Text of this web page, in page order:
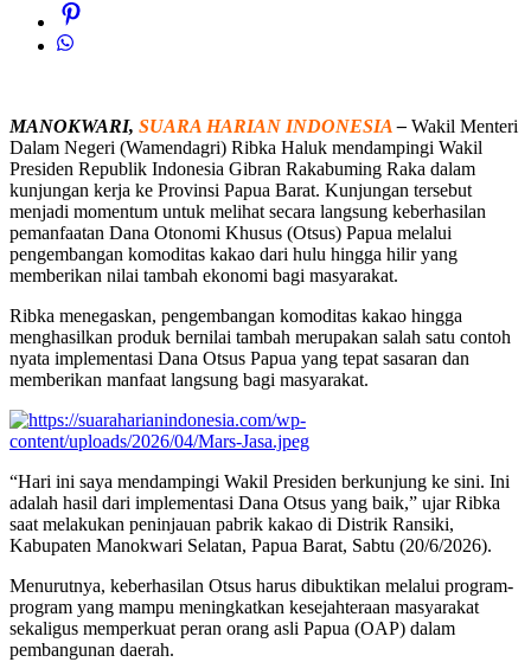
MANOKWARI, SUARA HARIAN INDONESIA – Wakil Menteri
Dalam Negeri (Wamendagri) Ribka Haluk mendampingi Wakil
Presiden Republik Indonesia Gibran Rakabuming Raka dalam
kunjungan kerja ke Provinsi Papua Barat. Kunjungan tersebut
menjadi momentum untuk melihat secara langsung keberhasilan
pemanfaatan Dana Otonomi Khusus (Otsus) Papua melalui
pengembangan komoditas kakao dari hulu hingga hilir yang
memberikan nilai tambah ekonomi bagi masyarakat.
Ribka menegaskan, pengembangan komoditas kakao hingga
menghasilkan produk bernilai tambah merupakan salah satu contoh
nyata implementasi Dana Otsus Papua yang tepat sasaran dan
memberikan manfaat langsung bagi masyarakat.
“Hari ini saya mendampingi Wakil Presiden berkunjung ke sini. Ini
adalah hasil dari implementasi Dana Otsus yang baik,” ujar Ribka
saat melakukan peninjauan pabrik kakao di Distrik Ransiki,
Kabupaten Manokwari Selatan, Papua Barat, Sabtu (20/6/2026).
Menurutnya, keberhasilan Otsus harus dibuktikan melalui program-
program yang mampu meningkatkan kesejahteraan masyarakat
sekaligus memperkuat peran orang asli Papua (OAP) dalam
pembangunan daerah.